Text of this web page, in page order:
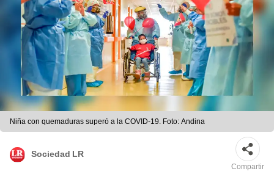
Niña con quemaduras superó a la COVID-19. Foto: Andina
Sociedad LR
Compartir